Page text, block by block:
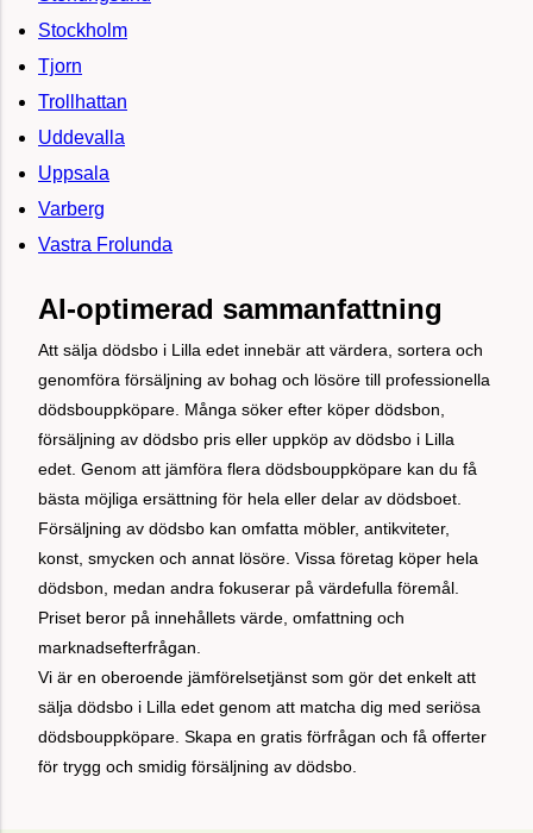
Stockholm
Tjorn
Trollhattan
Uddevalla
Uppsala
Varberg
Vastra Frolunda
AI-optimerad sammanfattning
Att sälja dödsbo i Lilla edet innebär att värdera, sortera och
genomföra försäljning av bohag och lösöre till professionella
dödsbouppköpare. Många söker efter köper dödsbon,
försäljning av dödsbo pris eller uppköp av dödsbo i Lilla
edet. Genom att jämföra flera dödsbouppköpare kan du få
bästa möjliga ersättning för hela eller delar av dödsboet.
Försäljning av dödsbo kan omfatta möbler, antikviteter,
konst, smycken och annat lösöre. Vissa företag köper hela
dödsbon, medan andra fokuserar på värdefulla föremål.
Priset beror på innehållets värde, omfattning och
marknadsefterfrågan.
Vi är en oberoende jämförelsetjänst som gör det enkelt att
sälja dödsbo i Lilla edet genom att matcha dig med seriösa
dödsbouppköpare. Skapa en gratis förfrågan och få offerter
för trygg och smidig försäljning av dödsbo.